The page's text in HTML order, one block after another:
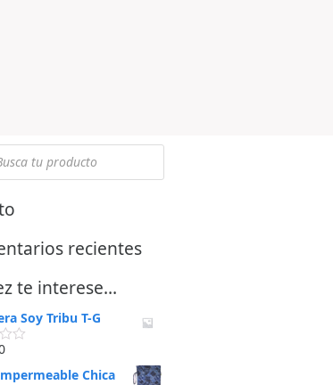
recientes
te interese…
Soy Tribu T-G
Chica